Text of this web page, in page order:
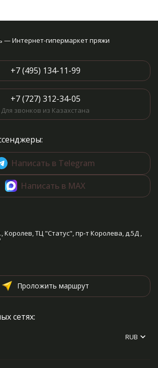
— Интернет-гипермаркет пряжи
+7 (495) 134-11-99
+7 (727) 312-34-05
Для звонков из Казахстана
Написать в Telegram
Написать в MAX
Королев, ТЦ "Статус", пр-т Королева, д.5Д ,
Проложить маршрут
сетях:
RUB